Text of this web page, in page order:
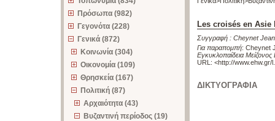
Πρόσωπα (982)
Γεγονότα (228)
Γενικά (872)
Κοινωνία (304)
Οικονομία (109)
Θρησκεία (167)
Πολιτική (87)
Αρχαιότητα (43)
Βυζαντινή περίοδος (19)
Les croisés en Asie
Συγγραφή : Cheynet
Για παραπομπή: Cheynet
Εγκυκλοπαίδεια
URL: <http://www.ehw.gr/
ΔΙΚΤΥΟΓΡΑΦΙΑ